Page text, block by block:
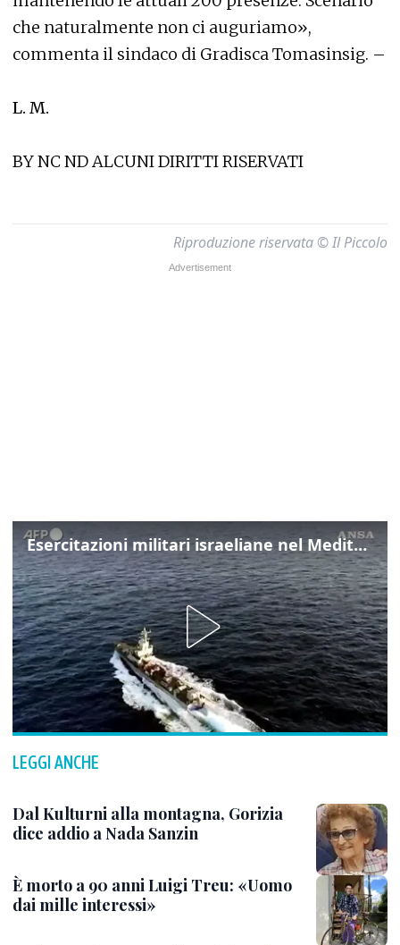
che naturalmente non ci auguriamo»,
commenta il sindaco di Gradisca Tomasinsig. –
L. M.
BY NC ND ALCUNI DIRITTI RISERVATI
Riproduzione riservata © Il Piccolo
Esercitazioni militari israeliane nel Mediterraneo e nel Mar Rosso
LEGGI ANCHE
Dal Kulturni alla montagna, Gorizia
dice addio a Nada Sanzin
È morto a 90 anni Luigi Treu: «Uomo
dai mille interessi»